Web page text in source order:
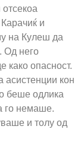
и
на Кулеш да
Од него
како опасност.
кон
беше одлика
го немаше.
и толу од